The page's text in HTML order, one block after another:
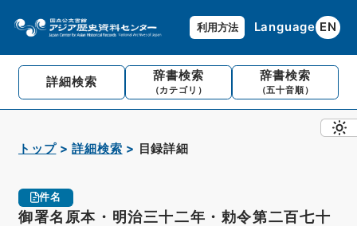
利用方法 Language EN
詳細検索 辞書検索
（カテゴリ）
辞書検索
（五十音順）
トップ 詳細検索 目録詳細
件名
御署名原本・明治三十二年・勅令第二百七十